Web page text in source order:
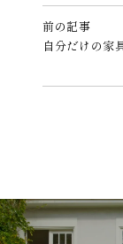
前の記事
自分だけの家